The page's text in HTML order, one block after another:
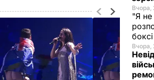
Вчора,
"Я не
боксі
Вчора,